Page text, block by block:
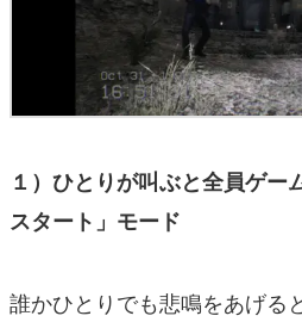
１）ひとりが叫ぶと全員ゲー
スタート」モード
誰かひとりでも悲鳴をあげる